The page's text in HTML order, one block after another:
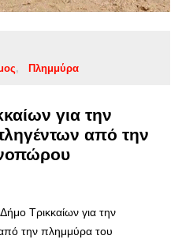
Πλημμύρα
για την
από την
Τρικκαίων για την
την πλημμύρα του